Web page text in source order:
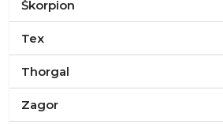
Škorpion
Tex
Thorgal
Zagor